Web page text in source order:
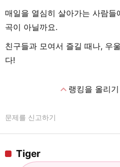
매일을 열심히 살아가는 사람
곡이 아닐까요.
친구들과 모여서 즐길 때나, 우
다!
expand_less랭킹을 올리기
문제를 신고하기
Tiger